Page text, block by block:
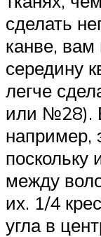
сделать
канве, вам
середину
легче
или №28).
например,
поскольку
между
их. 1/4
угла в